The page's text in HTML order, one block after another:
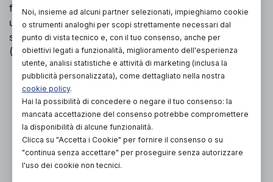
fissare tra linguetta e stringhe della calzatura. Per
un utilizzo senza scarpe è disponibile
separatamente un bendaggio per avampiede
(TO4104P).
PROVA E ACQUISTA IN NEGOZIO
DA35,00€
PROVA E NOLEGGIA IN NEGOZIO
NON DISPONIBILE
ACQUISTA ONLINE
NON DISPONIBILE
Noi, insieme ad alcuni partner selezionati, impieghiamo cookie
o strumenti analoghi per scopi strettamente necessari dal
punto di vista tecnico e, con il tuo consenso, anche per
obiettivi legati a funzionalità, miglioramento dell'esperienza
utente, analisi statistiche e attività di marketing (inclusa la
pubblicità personalizzata), come dettagliato nella nostra
cookie policy.
Hai la possibilità di concedere o negare il tuo consenso: la
mancata accettazione del consenso potrebbe compromettere
la disponibilità di alcune funzionalità.
Clicca su "Accetta i Cookie" per fornire il consenso o su
"continua senza accettare" per proseguire senza autorizzare
l'uso dei cookie non tecnici.